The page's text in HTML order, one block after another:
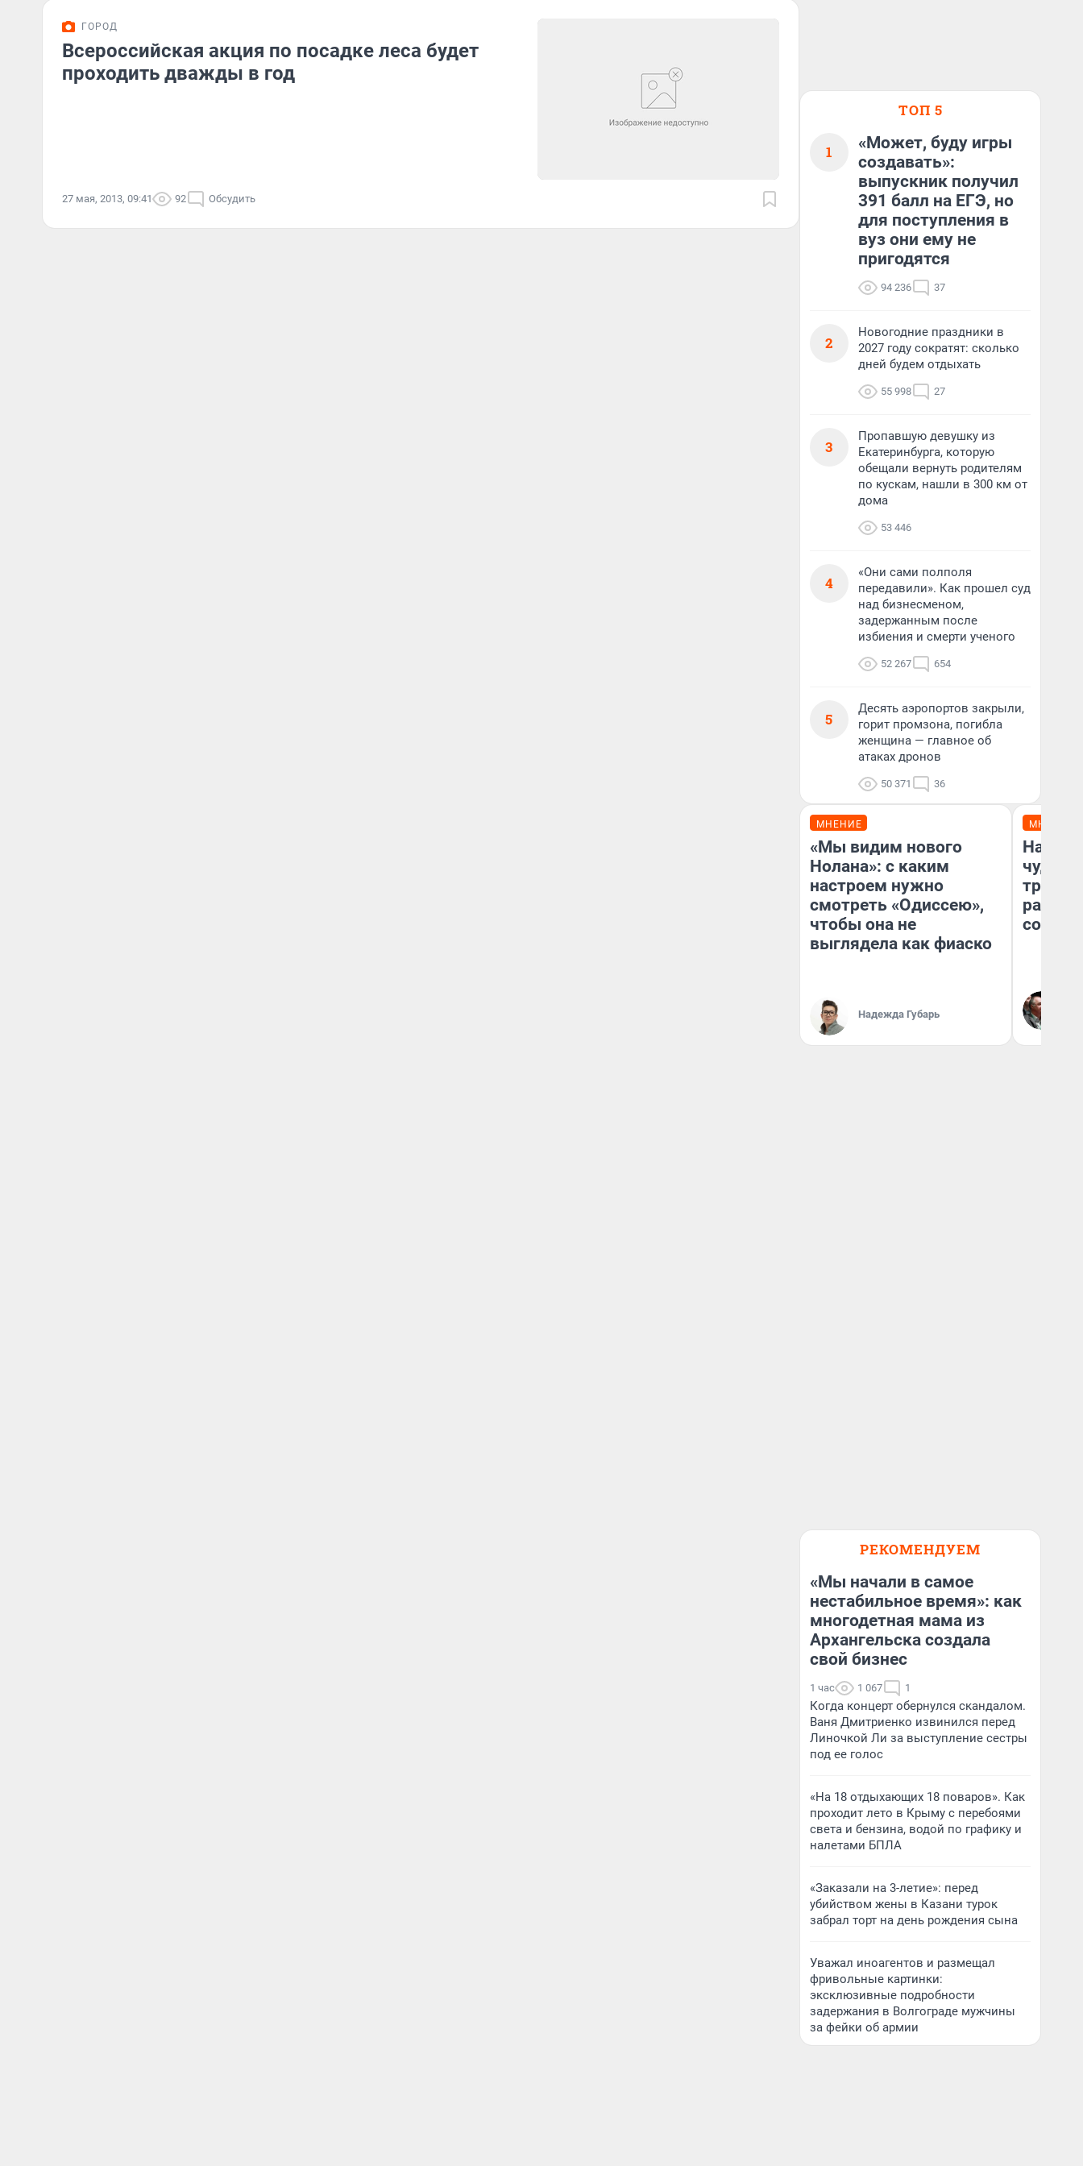
ГОРОД
Всероссийская акция по посадке леса будет
проходить дважды в год
27 мая, 2013, 09:41 92 Обсудить
ТОП 5
1
«Может, буду игры
создавать»:
выпускник получил
391 балл на ЕГЭ, но
для поступления в
вуз они ему не
пригодятся
94 236 37
2
Новогодние праздники в
2027 году сократят: сколько
дней будем отдыхать
55 998 27
3
Пропавшую девушку из
Екатеринбурга, которую
обещали вернуть родителям
по кускам, нашли в 300 км от
дома
53 446
4
«Они сами полполя
передавили». Как прошел суд
над бизнесменом,
задержанным после
избиения и смерти ученого
52 267 654
5
Десять аэропортов закрыли,
горит промзона, погибла
женщина — главное об
атаках дронов
50 371 36
МНЕНИЕ
«Мы видим нового
Нолана»: с каким
настроем нужно
смотреть «Одиссею»,
чтобы она не
выглядела как фиаско
Надежда Губарь
МНЕНИЕ
чудом
РЕКОМЕНДУЕМ
«Мы начали в самое
нестабильное время»: как
многодетная мама из
Архангельска создала
свой бизнес
1 час 1 067 1
Когда концерт обернулся скандалом.
Ваня Дмитриенко извинился перед
Линочкой Ли за выступление сестры
под ее голос
«На 18 отдыхающих 18 поваров». Как
проходит лето в Крыму с перебоями
света и бензина, водой по графику и
налетами БПЛА
«Заказали на 3-летие»: перед
убийством жены в Казани турок
забрал торт на день рождения сына
Уважал иноагентов и размещал
фривольные картинки:
эксклюзивные подробности
задержания в Волгограде мужчины
за фейки об армии